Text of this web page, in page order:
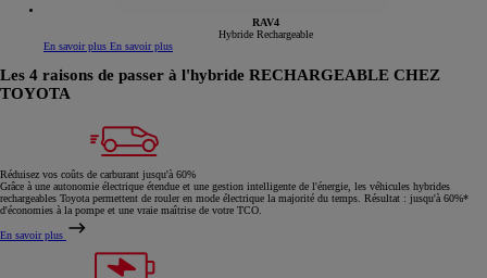
RAV4
Hybride Rechargeable
En savoir plus En savoir plus
Les 4 raisons de passer à l'hybride RECHARGEABLE CHEZ
TOYOTA
Réduisez vos coûts de carburant jusqu'à 60%
Grâce à une autonomie électrique étendue et une gestion intelligente de l'énergie, les véhicules hybrides
rechargeables Toyota permettent de rouler en mode électrique la majorité du temps. Résultat : jusqu'à 60%*
d'économies à la pompe et une vraie maîtrise de votre TCO.
En savoir plus